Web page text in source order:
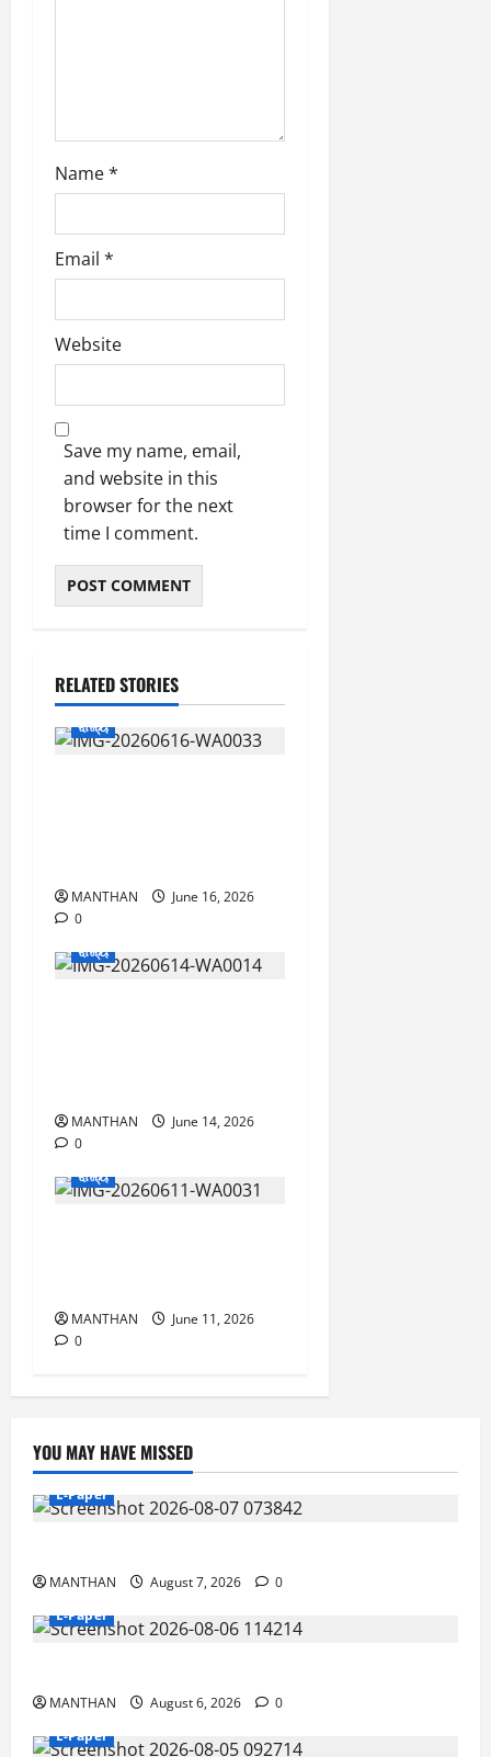
n
Name*
Email *
Website
Save my name, email,
and website in this
browser for the next
time I comment.
RELATED STORIES
ରାଜ୍ୟ
MANTHAN
June 16, 2026
0
ରାଜ୍ୟ
MANTHAN
June 14, 2026
0
ରାଜ୍ୟ
MANTHAN
June 11, 2026
0
YOU MAY HAVE MISSED
E-Paper
MANTHAN August 7, 2026
0
E-Paper
MANTHAN August 6, 2026
0
E-Paper